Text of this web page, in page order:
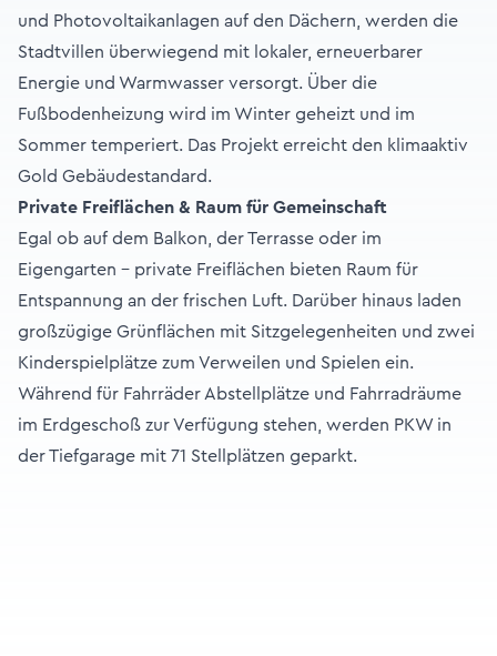
und Photovoltaikanlagen auf den Dächern, werden die
Stadtvillen überwiegend mit lokaler, erneuerbarer
Energie und Warmwasser versorgt. Über die
Fußbodenheizung wird im Winter geheizt und im
Sommer temperiert. Das Projekt erreicht den klimaaktiv
Gold Gebäudestandard.
Private Freiflächen & Raum für Gemeinschaft
Egal ob auf dem Balkon, der Terrasse oder im
Eigengarten – private Freiflächen bieten Raum für
Entspannung an der frischen Luft. Darüber hinaus laden
großzügige Grünflächen mit Sitzgelegenheiten und zwei
Kinderspielplätze zum Verweilen und Spielen ein.
Während für Fahrräder Abstellplätze und Fahrradräume
im Erdgeschoß zur Verfügung stehen, werden PKW in
der Tiefgarage mit 71 Stellplätzen geparkt.